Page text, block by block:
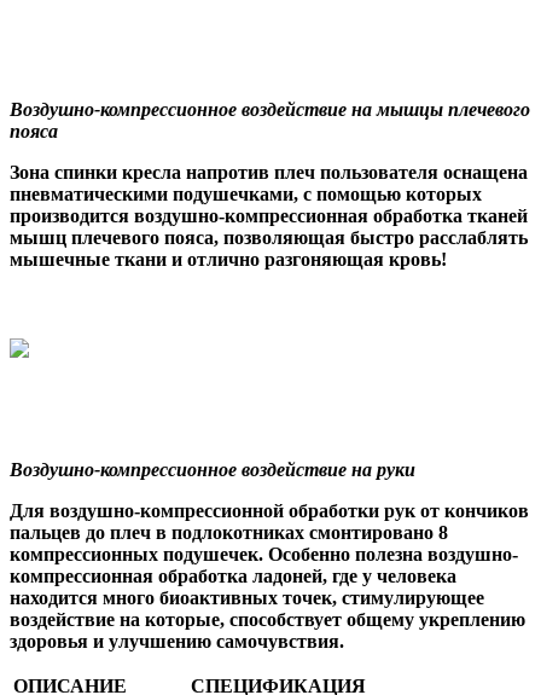
Воздушно-компрессионное воздействие на мышцы плечевого
пояса
Зона спинки кресла напротив плеч пользователя оснащена
пневматическими подушечками, с помощью которых
производится воздушно-компрессионная обработка тканей
мышц плечевого пояса, позволяющая быстро расслаблять
мышечные ткани и отлично разгоняющая кровь!
Воздушно-компрессионное воздействие на руки
Для воздушно-компрессионной обработки рук от кончиков
пальцев до плеч в подлокотниках смонтировано 8
компрессионных подушечек. Особенно полезна воздушно-
компрессионная обработка ладоней, где у человека
находится много биоактивных точек, стимулирующее
воздействие на которые, способствует общему укреплению
здоровья и улучшению самочувствия.
ОПИСАНИЕ СПЕЦИФИКАЦИЯ